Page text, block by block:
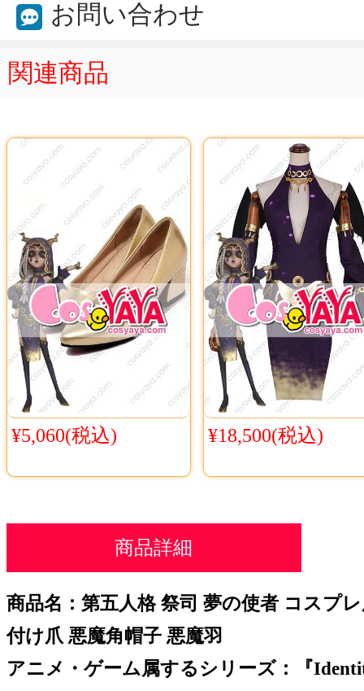
お問い合わせ
関連商品
¥5,060(税込) ¥18,500(税込)
商品詳細
商品名：第五人格 祭司 夢の使者 コスプ
付け爪 悪魔角帽子 悪魔羽
アニメ・ゲーム属するシリーズ：『